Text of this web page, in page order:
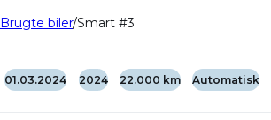
Brugte biler Smart #3
01.03.2024 2024 22.000 km Automatisk